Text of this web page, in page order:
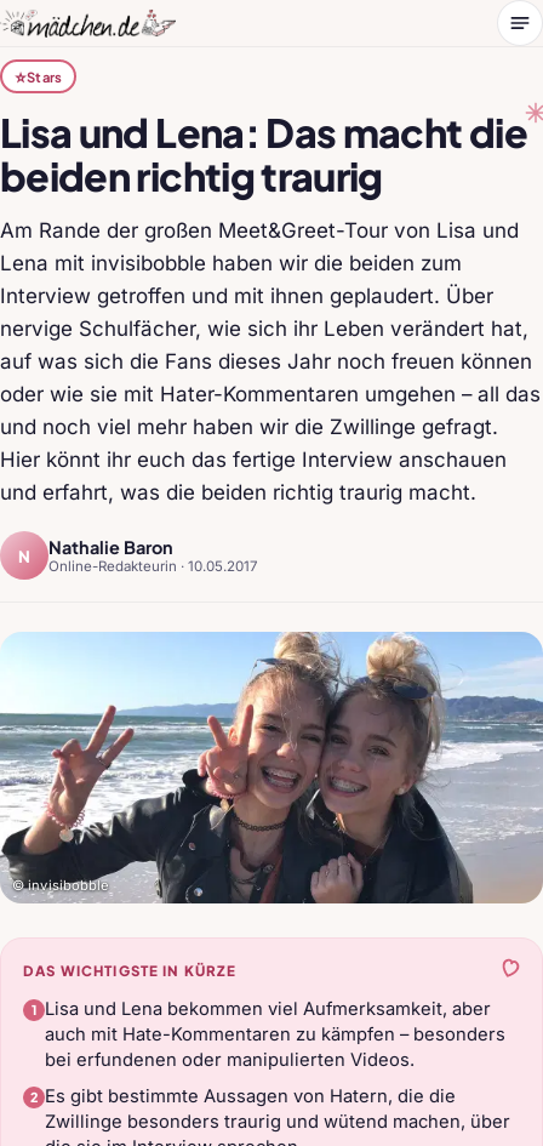
⭐Stars
Lisa und Lena: Das macht die
beiden richtig traurig
Am Rande der großen Meet&Greet-Tour von Lisa und
Lena mit invisibobble haben wir die beiden zum
Interview getroffen und mit ihnen geplaudert. Über
nervige Schulfächer, wie sich ihr Leben verändert hat,
auf was sich die Fans dieses Jahr noch freuen können
oder wie sie mit Hater-Kommentaren umgehen – all das
und noch viel mehr haben wir die Zwillinge gefragt.
Hier könnt ihr euch das fertige Interview anschauen
und erfahrt, was die beiden richtig traurig macht.
N Nathalie Baron
Online-Redakteurin · 10.05.2017
© invisibobble
DAS WICHTIGSTE IN KÜRZE
Lisa und Lena bekommen viel Aufmerksamkeit, aber
auch mit Hate-Kommentaren zu kämpfen – besonders
bei erfundenen oder manipulierten Videos.
Es gibt bestimmte Aussagen von Hatern, die die
Zwillinge besonders traurig und wütend machen, über